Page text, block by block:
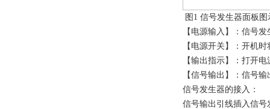
图1 信号发生器面板图
【电源输入】：信号
【电源开关】：开机
【输出指示】：打开
【信号输出】：信号
信号发生器的接入：
信号输出引线插入信